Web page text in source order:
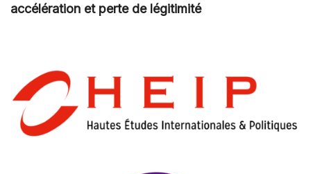
accélération et perte de légitimité